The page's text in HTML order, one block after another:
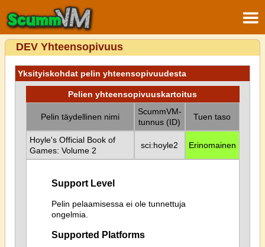
DEV Yhteensopivuus
Yksityiskohdat pelin yhteensopivuudesta
Pelien yhteensopivuuskartoitus
Pelin täydellinen nimi
ScummVM-
tunnus (ID)
Tuen taso
Hoyle's Official Book of
Games: Volume 2
sci:hoyle2 Erinomainen
Support Level
Pelin pelaamisessa ei ole tunnettuja
ongelmia.
Supported Platforms